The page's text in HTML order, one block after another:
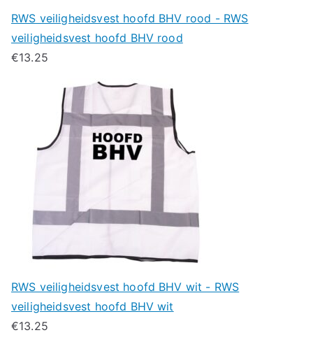
RWS veiligheidsvest hoofd BHV rood - RWS
veiligheidsvest hoofd BHV rood
€13.25
RWS veiligheidsvest hoofd BHV wit - RWS
veiligheidsvest hoofd BHV wit
€13.25